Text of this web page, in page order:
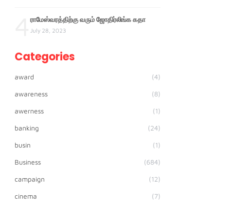
ராமேஸ்வரத்திற்கு வரும் ஜோதிர்லிங்க கதா
July 28, 2023
Categories
award (4)
awareness (8)
awerness (1)
banking (24)
busin (1)
Business (684)
campaign (12)
cinema (7)